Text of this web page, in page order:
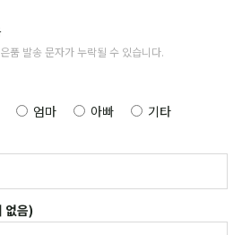
품 발송 문자가 누락될 수 있습니다.
엄마 아빠
기타
없음)